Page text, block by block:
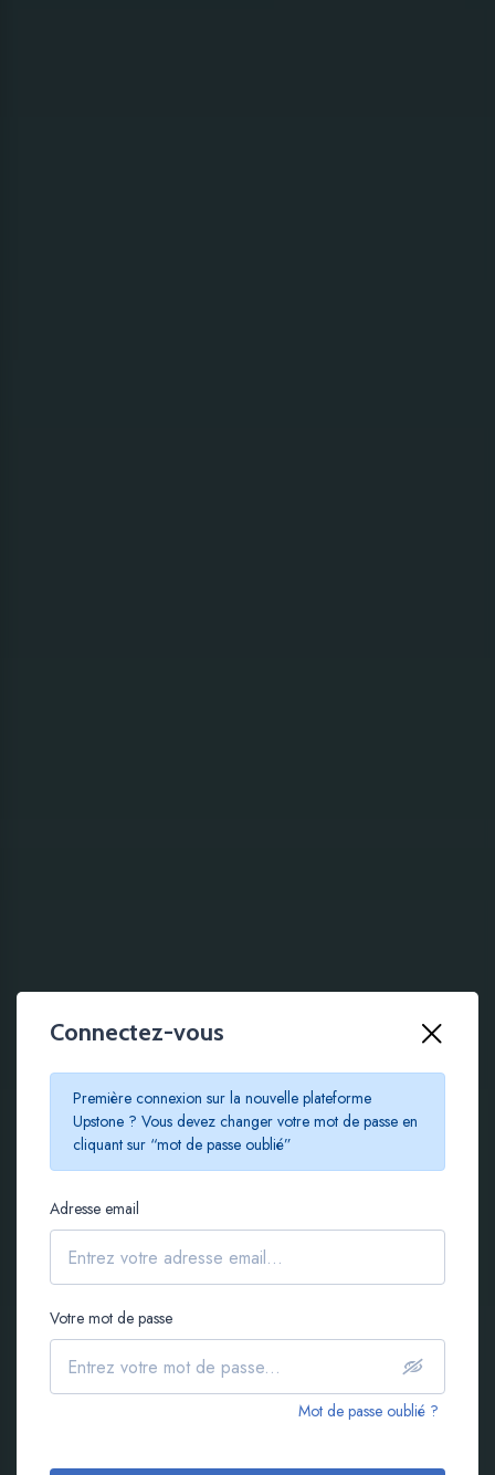
Connectez-vous
Première connexion sur la nouvelle plateforme
Upstone ? Vous devez changer votre mot de passe en
cliquant sur “mot de passe oublié”
Adresse email
Mot de passe oublié ?
Votre mot de passe
100 % EN LIGNE
Le crowdfunding
immobilier à partir de
100 €
S'inscrire gratuitement